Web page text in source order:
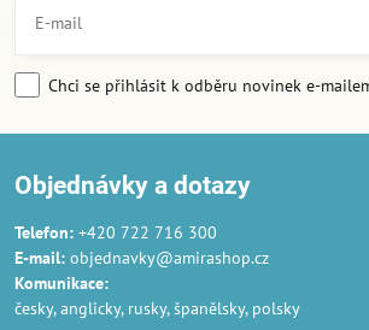
Chci se přihlásit k odběru novinek e-
Objednávky a dotazy
Telefon: +420 722 716 300
E-mail: objednavky@amirashop.cz
Komunikace:
česky, anglicky, rusky, španělsky, polsky